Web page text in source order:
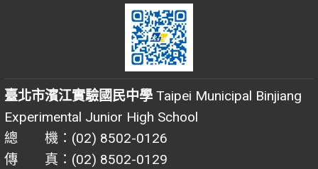
臺北市濱江實驗國民中學 Taipei Municipal Binjiang
Experimental Junior High School
總 機：(02) 8502-0126
傳 真：(02) 8502-0129